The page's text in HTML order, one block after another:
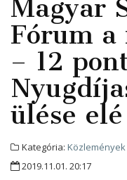
Magyar
Fórum
– 12
ülése elé
Kategória: Közlemények
2019.11.01. 20:17